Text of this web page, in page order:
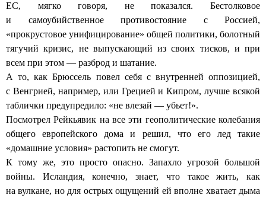
ЕС, мягко говоря, не показался. Бестолковое
и самоубийственное противостояние с Россией,
«прокрустовое унифицирование» общей политики, болотный
тягучий кризис, не выпускающий из своих тисков, и при
всем при этом — разброд и шатание.
А то, как Брюссель повел себя с внутренней оппозицией,
с Венгрией, например, или Грецией и Кипром, лучше всякой
таблички предупредило: «не влезай — убьет!».
Посмотрел Рейкьявик на все эти геополитические колебания
общего европейского дома и решил, что его лед такие
«домашние условия» растопить не смогут.
К тому же, это просто опасно. Запахло угрозой большой
войны. Исландия, конечно, знает, что такое жить, как
на вулкане, но для острых ощущений ей вполне хватает дыма